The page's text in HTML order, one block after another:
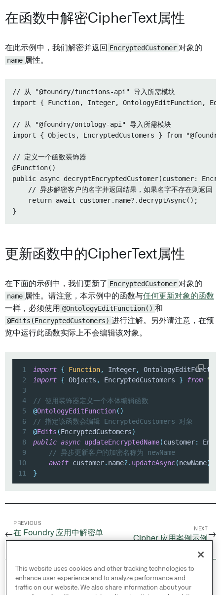
在函数中解密CipherText属性
在此示例中，我们解密并返回 EncryptedCustomer 对象的
name 属性。
// 从 "@foundry/functions-api" 导入所需模块
import { Function, Integer, OntologyEditFunction,
// 从 "@foundry/ontology-api" 导入所需模块
import { Objects, EncryptedCustomers } from
// 定义一个函数装饰器
@Function()
public async decryptEncryptedCustomer(customer:
// 异步解密客户的名字并返回结果，如果名字不存在则返回
    return await customer.name?.decryptAsync();
更新函数中的CipherText属性
在下面的示例中，我们更新了 EncryptedCustomer 对象的
name 属性。请注意，本示例中的函数与任何更新对象的函数
一样，必须使用 @OntologyEditFunction() 和
@Edits(EncryptedCustomers) 进行注解。另外请注意，在预
览中运行此函数实际上不会编辑该对象。
1 import { Function, Integer,
2
import { Objects , EncryptedCustomers } from
3
4
// 使用装饰器定义一个本体编辑函数
5
@OntologyEditFunction( )
6
// 指定该函数会编辑 EncryptedCustomers 对象
7
@Edits (EncryptedCustomers)
8
public async updateEncryptedName(customer:
9
// 异步更新客户的加密名称为 newName
10
await customer. name?. updateAsync(newName)
11
}
←
PREVIOUS
在 Foundry 应用中解密单
NEXT
Cipher 应用案例示例→
© 2026 Palantir Technologies Inc. All rights
reserved.
This website uses cookies and other tracking technologies to
enhance user experience and to analyze performance and
traffic on our website. We also share information about your